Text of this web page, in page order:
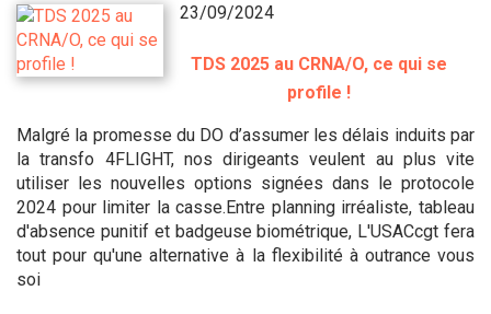
23/09/2024
TDS 2025 au CRNA/O, ce qui se
profile !
Malgré la promesse du DO d’assumer les délais induits par
la transfo 4FLIGHT, nos dirigeants veulent au plus vite
utiliser les nouvelles options signées dans le protocole
2024 pour limiter la casse.Entre planning irréaliste, tableau
d'absence punitif et badgeuse biométrique, L'USACcgt fera
tout pour qu'une alternative à la flexibilité à outrance vous
soi